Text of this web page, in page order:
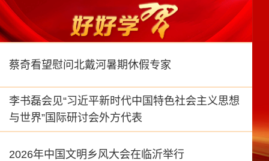
蔡奇看望慰问北戴河暑期休假专家
李书磊会见“习近平新时代中国特色社会主义思想
与世界”国际研讨会外方代表
2026年中国文明乡风大会在临沂举行